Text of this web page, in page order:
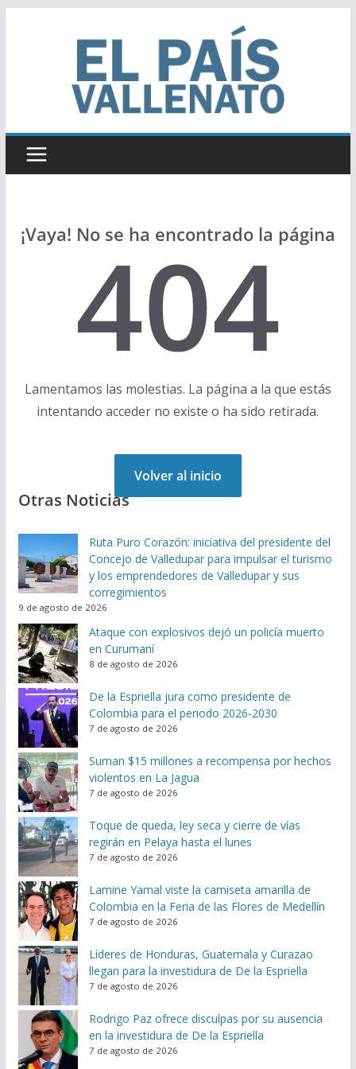
¡Vaya! No se ha encontrado la página
404
Lamentamos las molestias. La página a la que estás
intentando acceder no existe o ha sido retirada.
Volver al inicio
Otras Noticias
Ruta Puro Corazón: iniciativa del presidente del
Concejo de Valledupar para impulsar el turismo
y los emprendedores de Valledupar y sus
corregimientos
9 de agosto de 2026
Ataque con explosivos dejó un policía muerto
en Curumaní
8 de agosto de 2026
De la Espriella jura como presidente de
Colombia para el periodo 2026-2030
7 de agosto de 2026
Suman $15 millones a recompensa por hechos
violentos en La Jagua
7 de agosto de 2026
Toque de queda, ley seca y cierre de vías
regirán en Pelaya hasta el lunes
7 de agosto de 2026
Lamine Yamal viste la camiseta amarilla de
Colombia en la Feria de las Flores de Medellín
7 de agosto de 2026
Líderes de Honduras, Guatemala y Curazao
llegan para la investidura de De la Espriella
7 de agosto de 2026
Rodrigo Paz ofrece disculpas por su ausencia
en la investidura de De la Espriella
7 de agosto de 2026